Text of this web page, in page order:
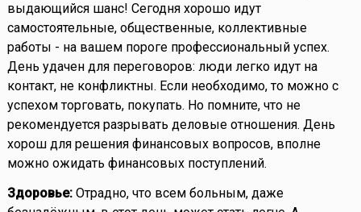
выдающийся шанс! Сегодня хорошо идут
самостоятельные, общественные, коллективные
работы - на вашем пороге профессиональный успех.
День удачен для переговоров: люди легко идут на
контакт, не конфликтны. Если необходимо, то можно с
успехом торговать, покупать. Но помните, что не
рекомендуется разрывать деловые отношения. День
хорош для решения финансовых вопросов, вполне
можно ожидать финансовых поступлений.
Здоровье: Отрадно, что всем больным, даже